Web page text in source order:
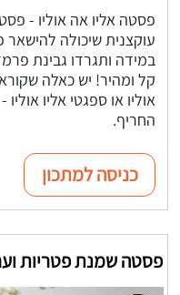
פסטה אליו אה אוליו -
עוקצנית שיכולה להישאר
במידה ותגרדו גבינת
קל ומהיר! יש כאלה
אוליו או ספגטי אליו
החריף.
כניסה למתכון
פסטה שמנת פטריות